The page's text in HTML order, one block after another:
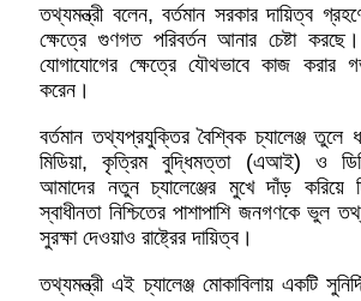
তথ্যমন্ত্রী বলেন, বর্তমান সরকার দায়িত্ব
ক্ষেত্রে গুণগত পরিবর্তন আনার চেষ্টা
যোগাযোগের ক্ষেত্রে যৌথভাবে কাজ করার
করেন।
বর্তমান তথ্যপ্রযুক্তির বৈশ্বিক চ্যালেঞ্জ তুলে
মিডিয়া, কৃত্রিম বুদ্ধিমত্তা (এআই) ও
আমাদের নতুন চ্যালেঞ্জের মুখে দাঁড় করিয়ে
স্বাধীনতা নিশ্চিতের পাশাপাশি জনগণকে
সুরক্ষা দেওয়াও রাষ্ট্রের দায়িত্ব।
তথ্যমন্ত্রী এই চ্যালেঞ্জ মোকাবিলায় একটি